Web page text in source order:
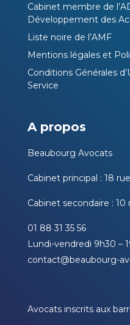
Cabinet membre de
Développement des
Liste noire de l’AMF
Mentions légales et
Conditions Générales
Service
A propos
Beaubourg Avocats
Cabinet principal : 18
Cabinet secondaire :
01 88 31 35 56
Lundi-vendredi 9h30 –
contact@beaubourg-
Avocats inscrits aux